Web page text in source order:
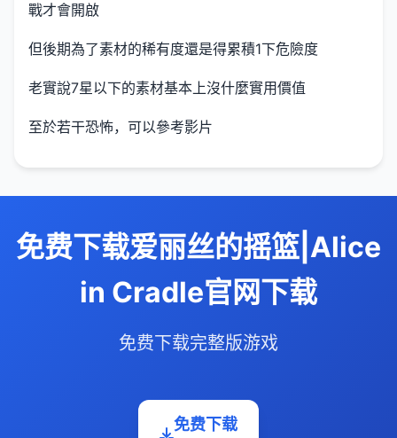
戰才會開啟
但後期為了素材的稀有度還是得累積1下危險度
老實說7星以下的素材基本上沒什麼實用價值
至於若干恐怖，可以參考影片
免费下载爱丽丝的摇篮|Alice
in Cradle官网下载
免费下载完整版游戏
免费下载